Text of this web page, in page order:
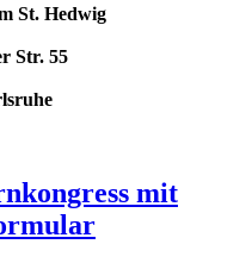
St. Hedwig
Str. 55
mit